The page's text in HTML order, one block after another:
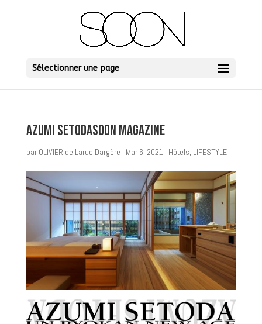
Sélectionner une page
AZUMI SETODASOON MAGAZINE
par OLIVIER de Larue Dargère | Mar 6, 2021| Hôtels, LIFESTYLE